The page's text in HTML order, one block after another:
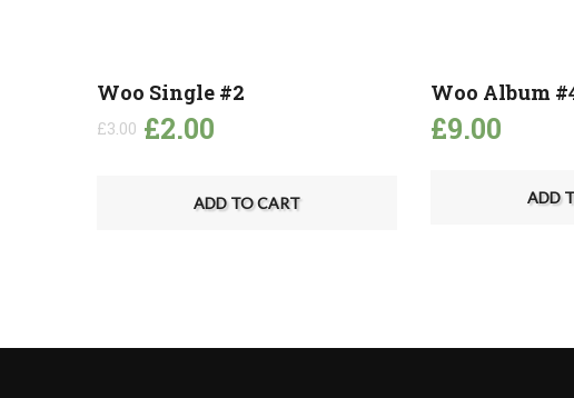
Woo Single #2
£3.00 £2.00
ADD TO CART
Woo Album
£9.00
ADD